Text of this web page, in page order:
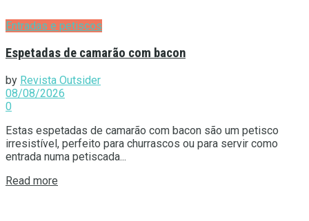
Entradas e petiscos
Espetadas de camarão com bacon
by Revista Outsider
08/08/2026
0
Estas espetadas de camarão com bacon são um petisco
irresistível, perfeito para churrascos ou para servir como
entrada numa petiscada...
Read more